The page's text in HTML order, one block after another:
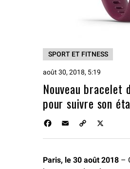
SPORT ET FITNESS
août 30, 2018, 5:19
Nouveau bracelet
pour suivre son
b
l
L
Paris, le 30 août 2018 –